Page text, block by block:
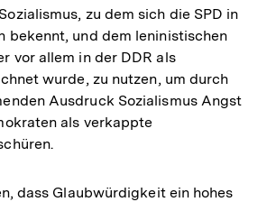
zu dem sich die SPD in
bekennt, und dem leninistischen
vor allem in der DDR als
wurde, zu nutzen, um durch
Ausdruck Sozialismus Angst
als verkappte
dass Glaubwürdigkeit ein hohes